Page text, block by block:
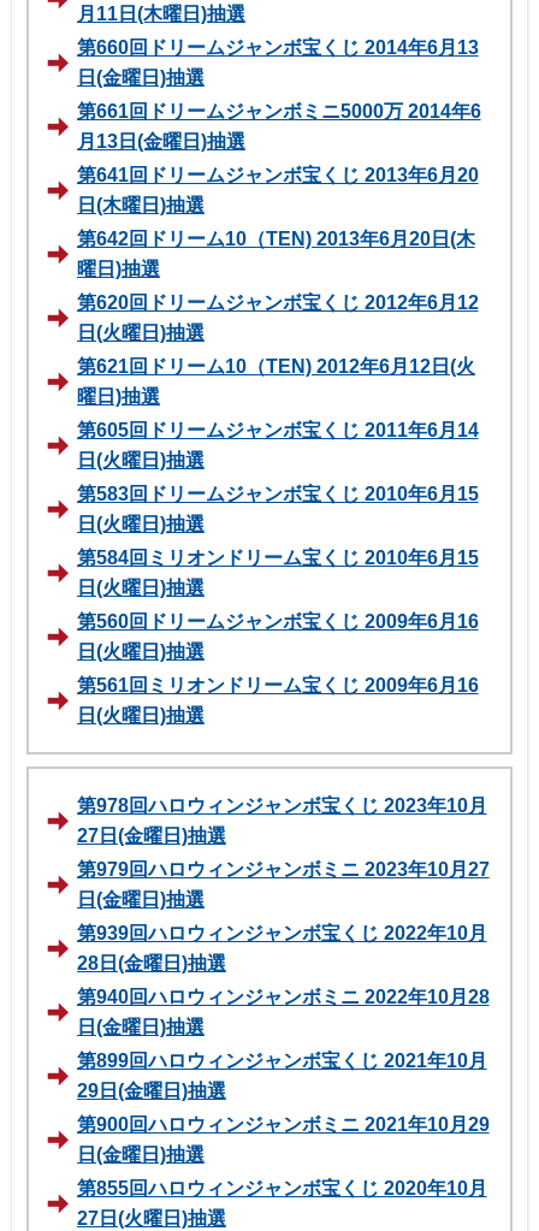
月11日(木曜日)抽選
第660回ドリームジャンボ宝くじ 2014年6月13
日(金曜日)抽選
第661回ドリームジャンボミニ5000万 2014年6
月13日(金曜日)抽選
第641回ドリームジャンボ宝くじ 2013年6月20
日(木曜日)抽選
第642回ドリーム10（TEN) 2013年6月20日(木
曜日)抽選
第620回ドリームジャンボ宝くじ 2012年6月12
日(火曜日)抽選
第621回ドリーム10（TEN) 2012年6月12日(火
曜日)抽選
第605回ドリームジャンボ宝くじ 2011年6月14
日(火曜日)抽選
第583回ドリームジャンボ宝くじ 2010年6月15
日(火曜日)抽選
第584回ミリオンドリーム宝くじ 2010年6月15
日(火曜日)抽選
第560回ドリームジャンボ宝くじ 2009年6月16
日(火曜日)抽選
第561回ミリオンドリーム宝くじ 2009年6月16
日(火曜日)抽選
第978回ハロウィンジャンボ宝くじ 2023年10月
27日(金曜日)抽選
第979回ハロウィンジャンボミニ 2023年10月27
日(金曜日)抽選
第939回ハロウィンジャンボ宝くじ 2022年10月
28日(金曜日)抽選
第940回ハロウィンジャンボミニ 2022年10月28
日(金曜日)抽選
第899回ハロウィンジャンボ宝くじ 2021年10月
29日(金曜日)抽選
第900回ハロウィンジャンボミニ 2021年10月29
日(金曜日)抽選
第855回ハロウィンジャンボ宝くじ 2020年10月
27日(火曜日)抽選